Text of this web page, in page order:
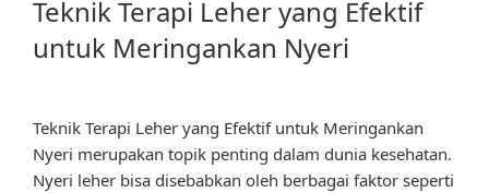
Teknik Terapi Leher yang Efektif
untuk Meringankan Nyeri
Teknik Terapi Leher yang Efektif untuk Meringankan
Nyeri merupakan topik penting dalam dunia kesehatan.
Nyeri leher bisa disebabkan oleh berbagai faktor seperti